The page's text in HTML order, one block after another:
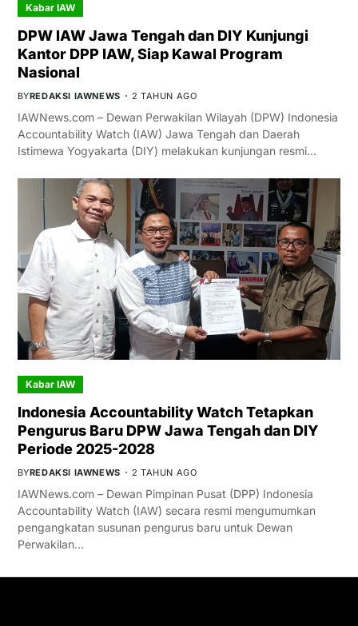
Kabar IAW
DPW IAW Jawa Tengah dan DIY Kunjungi
Kantor DPP IAW, Siap Kawal Program
Nasional
BYREDAKSI IAWNEWS 2 TAHUN AGO
IAWNews.com – Dewan Perwakilan Wilayah (DPW) Indonesia
Accountability Watch (IAW) Jawa Tengah dan Daerah
Istimewa Yogyakarta (DIY) melakukan kunjungan resmi…
Kabar IAW
Indonesia Accountability Watch Tetapkan
Pengurus Baru DPW Jawa Tengah dan DIY
Periode 2025-2028
BYREDAKSI IAWNEWS 2 TAHUN AGO
IAWNews.com – Dewan Pimpinan Pusat (DPP) Indonesia
Accountability Watch (IAW) secara resmi mengumumkan
pengangkatan susunan pengurus baru untuk Dewan
Perwakilan…